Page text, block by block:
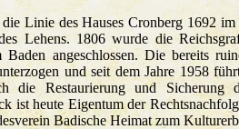
Linie des Hauses Cronberg 1692
Lehens. 1806 wurde die
Baden angeschlossen. Die bereits
und seit dem Jahre 1958
die Restaurierung und
ist heute Eigentum der
Badische Heimat zum